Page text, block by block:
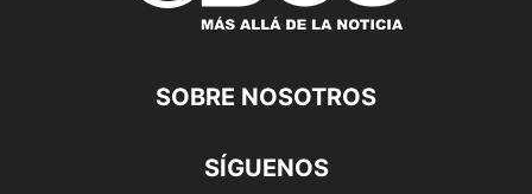
SOBRE NOSOTROS
SÍGUENOS